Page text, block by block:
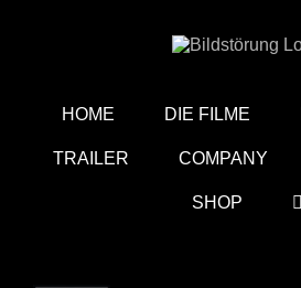
HOME DIE FILME
TRAILER COMPANY
SHOP